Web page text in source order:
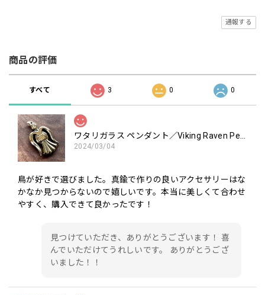
通報する
商品の評価
すべて 3 0 0
ワタリガラス ペンダント／Viking Raven Pendant［Brass］鹿革紐・ビーズ付／Viking Jewelry
2024/03/04
鳥が好きで選びました。真鍮で作りの良いアクセサリーはな
かなか見つからないので嬉しいです。本当に美しくて合わせ
やすく、購入できて良かったです！
見つけていただき、ありがとうございます！ 喜
んでいただけてうれしいです。 ありがとうござ
いました！！